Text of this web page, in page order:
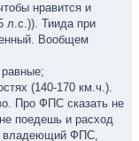
нравится и
л.с.)). Тиида при
Вообщем
(140-170 км.ч.).
Про ФПС сказать не
поедешь и расход
владеющий ФПС,